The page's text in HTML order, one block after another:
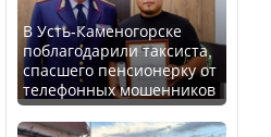
В России введены
дополнительные
В Усть-Каменогорске
поблагодарили таксиста,
спасшего пенсионерку от
телефонных мошенников